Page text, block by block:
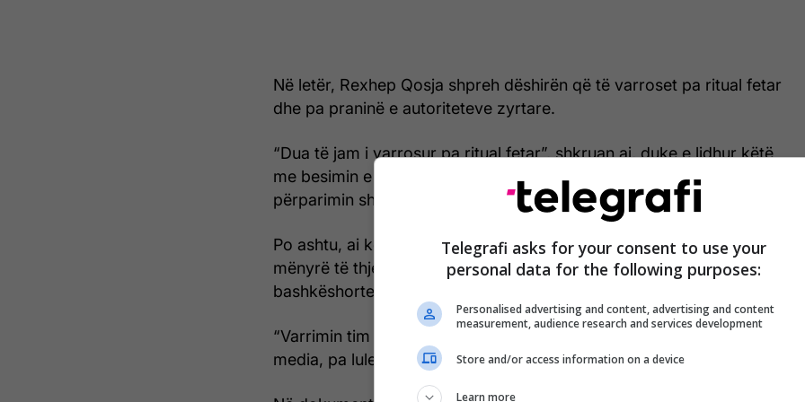
Në letër, Rexhep Qosja shpreh dëshirën që të varroset pa ritual fetar
dhe pa praninë e autoriteteve zyrtare.
“Dua të jam i varrosur pa ritual fetar”, shkruan ai, duke e lidhur këtë
me besimin e tij në mendimin shkencor, ngritjen shpirtërore dhe
përparimin shoqëror.
Po ashtu, ai kërkon që varrimi të bëhet vetëm nga familjarët dhe në
mënyrë të thjeshtë, pa fjalime, pa media e pa lule, pranë varrit të
bashkëshortes së tij, Shpresës.
“Varrimin tim dua ta bëjnë vetëm familjarët e mi… pa fjalime, pa
media, pa lule”, thuhet në amanet.
Telegrafi asks for your consent to use your
personal data for the following purposes:
Personalised advertising and content, advertising and content
measurement, audience research and services development
Store and/or access information on a device
Learn more